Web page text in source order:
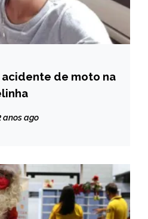
de moto na
anos ago